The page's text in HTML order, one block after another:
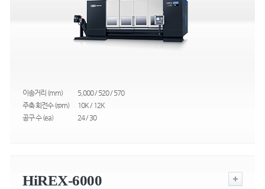
이송거리 (mm)
5,000 / 520 / 570
주축 회전수 (rpm)
10K / 12K
공구 수 (ea)
24 / 30
HiREX-6000